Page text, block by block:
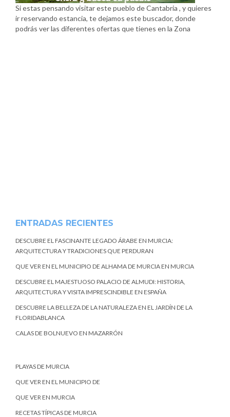
Si estas pensando visitar este pueblo de Cantabria , y quieres
ir reservando estancia, te dejamos este buscador, donde
podrás ver las diferentes ofertas que tienes en la Zona
ENTRADAS RECIENTES
DESCUBRE EL FASCINANTE LEGADO ÁRABE EN MURCIA:
ARQUITECTURA Y TRADICIONES QUE PERDURAN
QUE VER EN EL MUNICIPIO DE ALHAMA DE MURCIA EN MURCIA
DESCUBRE EL MAJESTUOSO PALACIO DE ALMUDI: HISTORIA,
ARQUITECTURA Y VISITA IMPRESCINDIBLE EN ESPAÑA
DESCUBRE LA BELLEZA DE LA NATURALEZA EN EL JARDÍN DE LA
FLORIDABLANCA
CALAS DE BOLNUEVO EN MAZARRÓN
PLAYAS DE MURCIA
QUE VER EN EL MUNICIPIO DE
QUE VER EN MURCIA
RECETAS TÍPICAS DE MURCIA